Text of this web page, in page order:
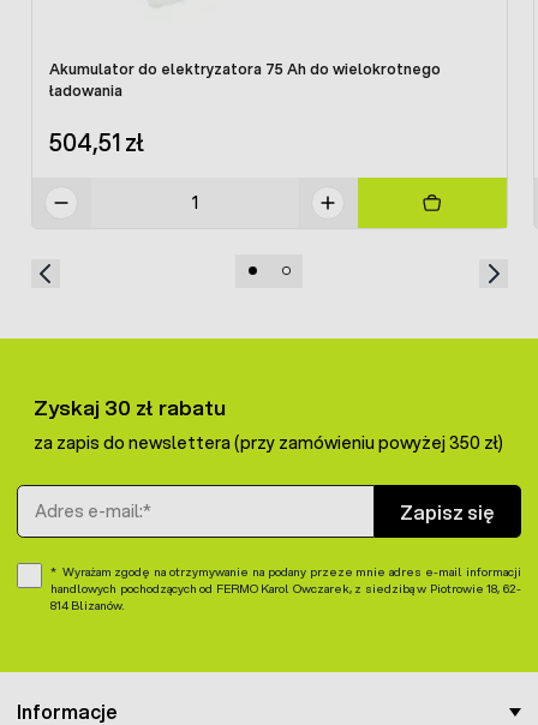
Napięcie zasilania: 9-12V DC z baterii, akumulatora
Maksymalna energia impulsu: 3000mJ (możliwość
Długość ogrodzenia maksymalna: 40km
Wyprodukowano we Francji
W zestawie z elektryzatorem znajdują się :
przewody podłączeniowe do akumulatora, zestaw
Akumulator do elektryzatora 75 Ah do wielokrotnego
ładowania
504,51 zł
Informacje
Zyskaj 30 zł rabatu
za zapis do newslettera (przy zamówieniu powyżej 350 zł)
Adres e-mail
Zapisz się
Wyrażam zgodę na otrzymywanie na podany przeze mnie adres e-mail informacji
handlowych pochodzących od FERMO Karol Owczarek, z siedzibą w Piotrowie 18, 62-
814 Blizanów.